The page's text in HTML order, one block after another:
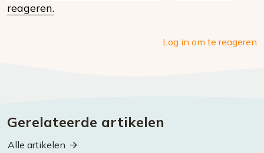
reageren.
Log in om te reageren
Gerelateerde artikelen
Alle artikelen